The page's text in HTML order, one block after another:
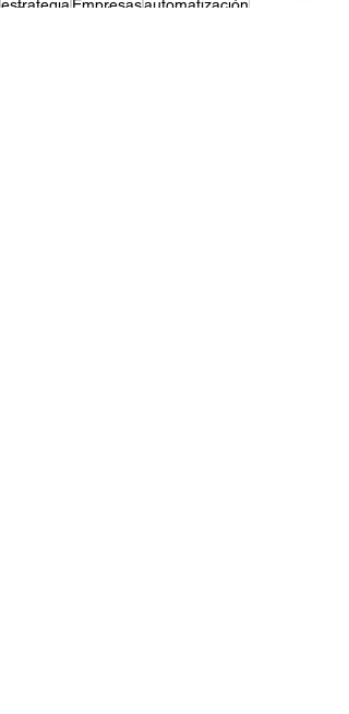
Procesos en las empresas
estrategia Empresasautomatización